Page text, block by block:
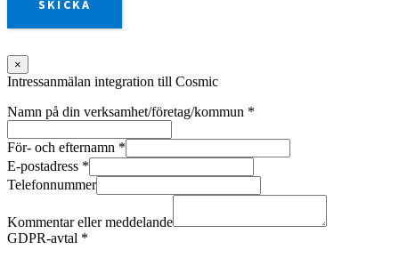
SKICKA
×
Intressanmälan integration till Cosmic
Namn på din verksamhet/företag/kommun *
För- och efternamn *
E-postadress *
Telefonnummer
Kommentar eller meddelande
GDPR-avtal *